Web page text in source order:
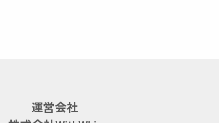
運営会社